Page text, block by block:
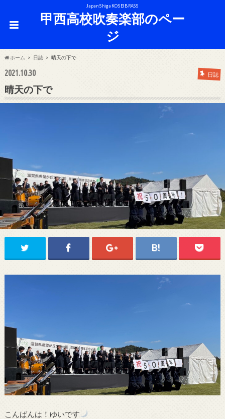
Japan Shiga KOSEI BRASS
甲西高校吹奏楽部のペー
ジ
ホーム 日誌 晴天の下で
2021.10.30 日誌
晴天の下で
こんばんは！ゆいです